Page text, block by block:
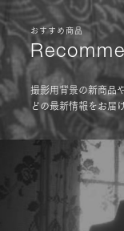
おすすめ商品
撮影用背景の新商品
どの最新情報をお届